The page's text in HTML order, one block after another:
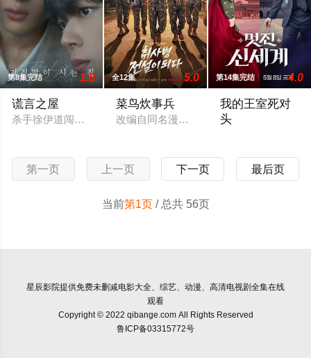
第8集完结 1.0
谎言之屋
杀手徐伊道闯入许东华的家中，将其囚禁，并搜寻一部藏有市
全12集 5.0
菜鸟炊事兵
改编自同名漫画。21岁的江成宰是韩国
第14集完结 4.0
我的王室死对
头
第一页 上一页 下一页 最后页
当前第1页/ 总共 56页
星辰影院提供免费未删减电影大全、综艺、动漫、高清电视剧全集在线
观看
Copyright © 2022 qibange.com All Rights Reserved
鲁ICP备03315772号